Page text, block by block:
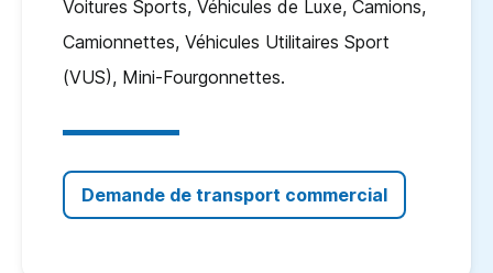
Voitures Sports, Véhicules de Luxe, Camions,
Camionnettes, Véhicules Utilitaires Sport
(VUS), Mini-Fourgonnettes.
Demande de transport commercial